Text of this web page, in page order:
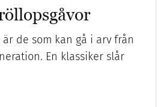
är de som kan gå i arv från
En klassiker slår